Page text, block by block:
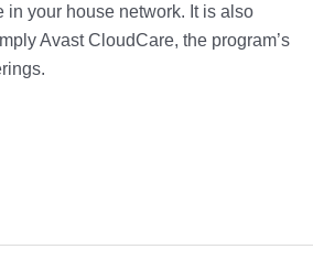
in your house network. It is also
Avast CloudCare, the program’s